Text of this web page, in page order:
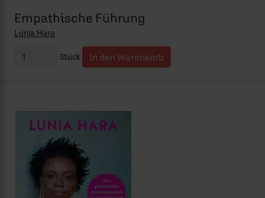
Stück
Empathische Führung
Lunia Hara